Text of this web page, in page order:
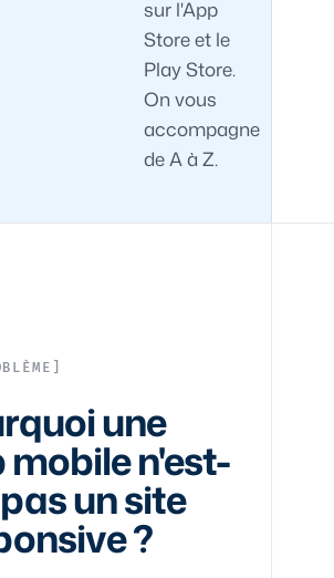
sur l'App
Store et le
Play Store.
On vous
accompagne
de A à Z.
une
mobile n'est-
un site
?